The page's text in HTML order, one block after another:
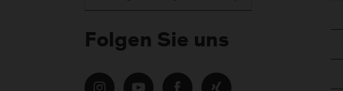
Folgen Sie uns